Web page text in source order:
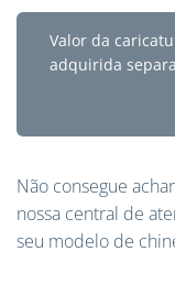
Valor da
adquirida
Não consegue
nossa central de
seu modelo de